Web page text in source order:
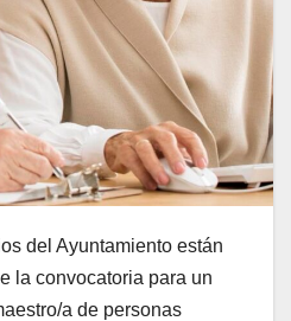
del Ayuntamiento están
la convocatoria para un
a de personas